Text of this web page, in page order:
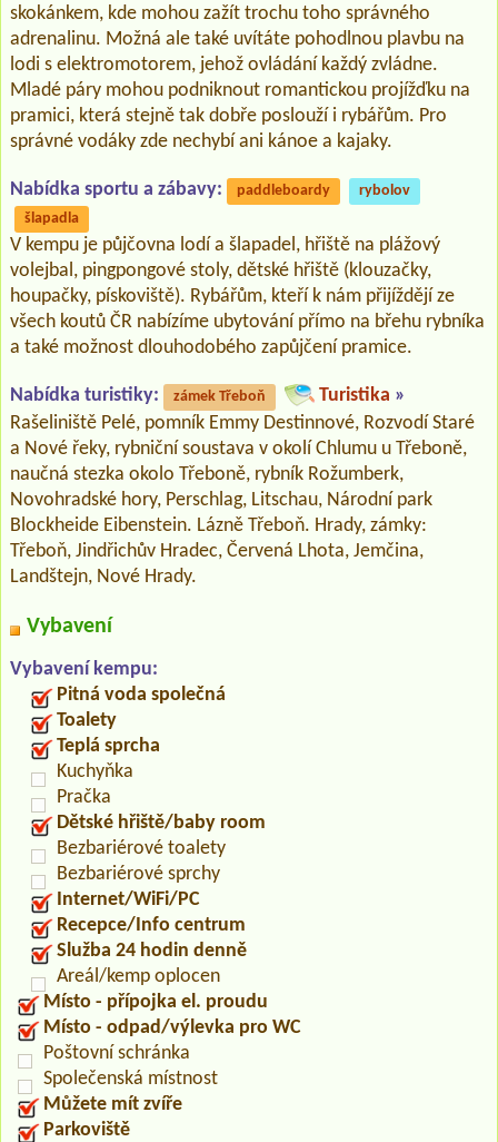
skokánkem, kde mohou zažít trochu toho správného
adrenalinu. Možná ale také uvítáte pohodlnou plavbu na
lodi s elektromotorem, jehož ovládání každý zvládne.
Mladé páry mohou podniknout romantickou projížďku na
pramici, která stejně tak dobře poslouží i rybářům. Pro
správné vodáky zde nechybí ani kánoe a kajaky.
Nabídka sportu a zábavy: paddleboardy
rybolov
šlapadla
V kempu je půjčovna lodí a šlapadel, hřiště na plážový
volejbal, pingpongové stoly, dětské hřiště (klouzačky,
houpačky, pískoviště). Rybářům, kteří k nám přijíždějí ze
všech koutů ČR nabízíme ubytování přímo na břehu rybníka
a také možnost dlouhodobého zapůjčení pramice.
Nabídka turistiky: zámek Třeboň Turistika »
Rašeliniště Pelé, pomník Emmy Destinnové, Rozvodí Staré
a Nové řeky, rybniční soustava v okolí Chlumu u Třeboně,
naučná stezka okolo Třeboně, rybník Rožumberk,
Novohradské hory, Perschlag, Litschau, Národní park
Blockheide Eibenstein. Lázně Třeboň. Hrady, zámky:
Třeboň, Jindřichův Hradec, Červená Lhota, Jemčina,
Landštejn, Nové Hrady.
Vybavení
Vybavení kempu:
Pitná voda společná
Toalety
Teplá sprcha
Kuchyňka
Pračka
Dětské hřiště/baby room
Bezbariérové toalety
Bezbariérové sprchy
Internet/WiFi/PC
Recepce/Info centrum
Služba 24 hodin denně
Areál/kemp oplocen
Místo - přípojka el. proudu
Místo - odpad/výlevka pro WC
Poštovní schránka
Společenská místnost
Můžete mít zvíře
Parkoviště